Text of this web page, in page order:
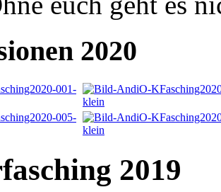
2020
2019